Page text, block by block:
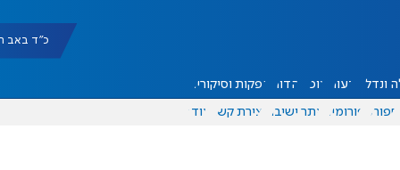
כ"ד באב תשפ"ו
ונדל"ן דעות אוכל יהדות הפקות וסיקורים
ספורט פורומים אתר ישיבה יצירת קשר עוד